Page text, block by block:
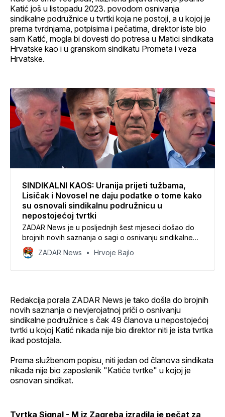
Katić još u listopadu 2023. povodom osnivanja
sindikalne podružnice u tvrtki koja ne postoji, a u kojoj je
prema tvrdnjama, potpisima i pečatima, direktor iste bio
sam Katić, mogla bi dovesti do potresa u Matici sindikata
Hrvatske kao i u granskom sindikatu Prometa i veza
Hrvatske.
SINDIKALNI KAOS: Uranija prijeti tužbama,
Lisičak i Novosel ne daju podatke o tome kako
su osnovali sindikalnu podružnicu u
nepostojećoj tvrtki
ZADAR News je u posljednjih šest mjeseci došao do
brojnih novih saznanja o sagi o osnivanju sindikalne
podružnice s čak 49 članova u nepostojećoj tvrtki u
kojoj Katić nije bio direktor niti je ista tvrtka ikad
ZADAR News Hrvoje Bajlo
Redakcija porala ZADAR News je tako došla do brojnih
novih saznanja o nevjerojatnoj priči o osnivanju
sindikalne podružnice s čak 49 članova u nepostojećoj
tvrtki u kojoj Katić nikada nije bio direktor niti je ista tvrtka
ikad postojala.
Prema službenom popisu, niti jedan od članova sindikata
nikada nije bio zaposlenik "Katiće tvrtke" u kojoj je
osnovan sindikat.
Tvrtka Signal - M iz Zagreba izradila je pečat za